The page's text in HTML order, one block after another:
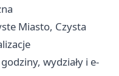
Miasto, Czysta
wydziały i e-